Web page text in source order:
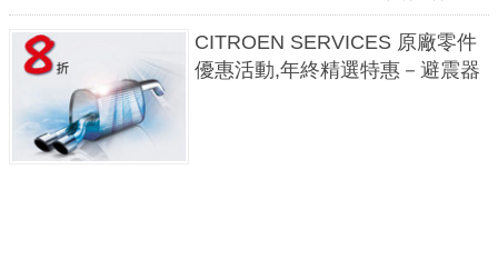
CITROEN SERVICES 原廠零件
優惠活動,年終精選特惠－避震器